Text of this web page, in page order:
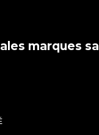
marques